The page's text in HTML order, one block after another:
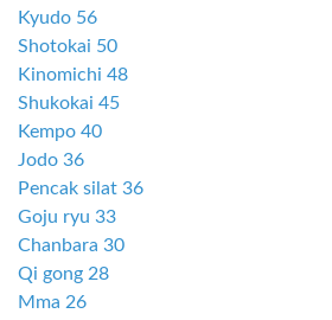
Kyudo 56
Shotokai 50
Kinomichi 48
Shukokai 45
Kempo 40
Jodo 36
Pencak silat 36
Goju ryu 33
Chanbara 30
Qi gong 28
Mma 26